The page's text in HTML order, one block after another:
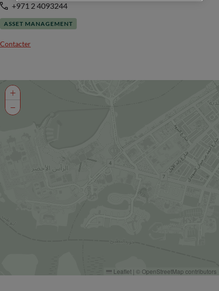
+971 2 4093244
ASSET MANAGEMENT
Contacter
+
−
Leaflet | ©OpenStreetMap contributors